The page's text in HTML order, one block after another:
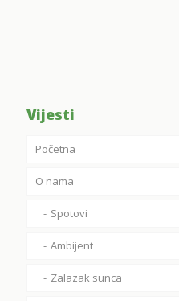
Vijesti
Početna
O nama
Spotovi
Ambijent
Zalazak sunca